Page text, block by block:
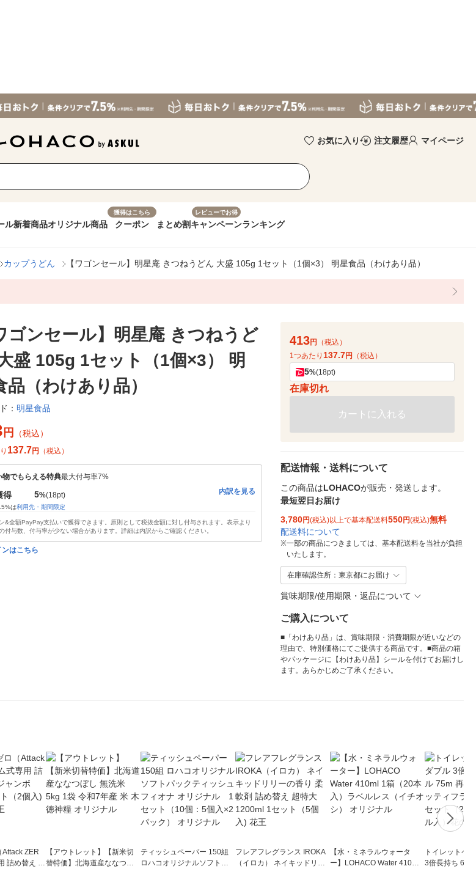
お気に入り 注文履歴 マイページ
ル新着商品オリジナル商品
獲得はこちら
クーポン まとめ割
レビューでお得
キャンペーンランキング
カップうどん 【ワゴンセール】明星庵 きつねうどん 大盛 105g 1セット（1個×3） 明星食品（わけあり品）
ゴンセール】明星庵 きつねうど
盛 105g 1セット（1個×3） 明
品（わけあり品）
： 明星食品
円 （税込）
137.7円 （税込）
物でもらえる特典最大付与率7%
得 5%(18pt)
は利用先・期間限定
内訳を見る
&全額PayPay支払いで獲得できます。原則として税抜金額に対し付与されます。表示より
付与数、付与率が少ない場合があります。詳細は内訳からご確認ください。
ンはこちら
413円
（税込）
1つあたり 137.7円 （税込）
5%(18pt)
在庫切れ
カートに入れる
配送情報・送料について
この商品はLOHACOが販売・発送します。
最短翌日お届け
3,780円(税込)以上で基本配送料550円(税込)無料
配送料について
※一部の商品につきましては、基本配送料を当社が負担
いたします。
在庫確認住所：東京都にお届け
賞味期限/使用期限・返品について
ご購入について
■「わけあり品」は、賞味期限・消費期限が近いなどの
理由で、特別価格にてご提供する商品です。■商品の箱
やパッケージに【わけあり品】シールを付けてお届けし
ます。あらかじめご了承ください。
Attack ZER
詰め替え メ
【アウトレット】【新米切
替特価】北海道産ななつぼ
ティッシュペーパー 150組
ロハコオリジナルソフトパ
フレアフレグランス IROKA
（イロカ） ネイキッドリリ
【水・ミネラルウォータ
ー】LOHACO Water 410ml
トイレットペ
3倍長持ち 6ロール